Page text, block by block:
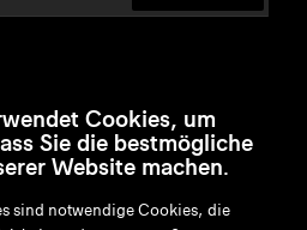
Cookies, um
Sie die bestmögliche
Website machen.
sind notwendige Cookies, die